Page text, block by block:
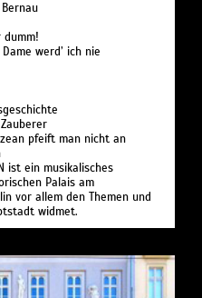
werd’ ich nie
pfeift man nicht an
ist ein musikalisches
Palais am
vor allem den Themen und
widmet.